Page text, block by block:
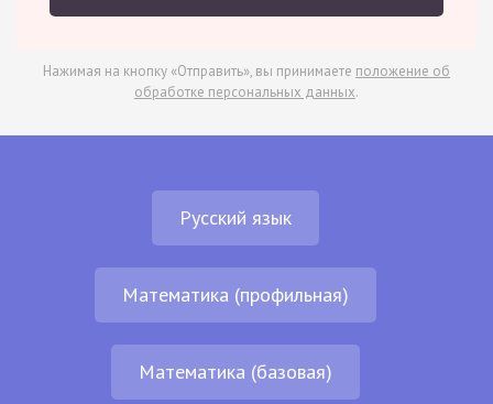
Нажимая на кнопку «Отправить», вы принимаете положение об
обработке персональных данных.
Русский язык
Математика (профильная)
Математика (базовая)